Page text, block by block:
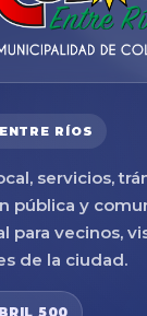
RÍOS
servicios,
pública y
para vecinos,
de la ciudad.
500